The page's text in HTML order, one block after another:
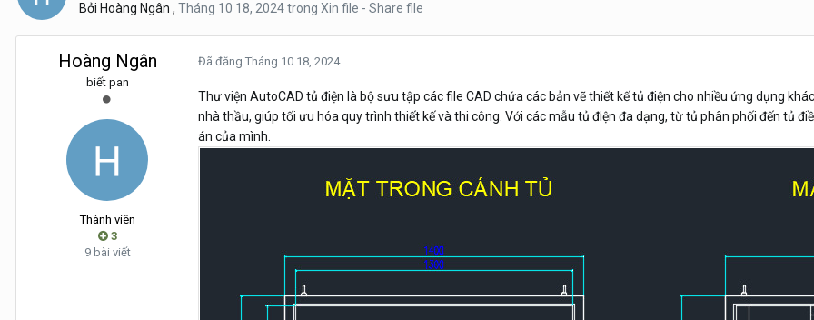
Bởi Hoàng Ngân , Tháng 10 18, 2024trong Xin file - Share file
Hoàng Ngân
biết pan
Thành viên
3
9 bài viết
Đã đăng Tháng 10 18, 2024
Thư viện AutoCAD tủ điện là bộ sưu tập các file CAD chứa các bản vẽ thiết kế tủ điện cho nhiều ứng dụng
nhà thầu, giúp tối ưu hóa quy trình thiết kế và thi công. Với các mẫu tủ điện đa dạng, từ tủ phân phối đến tủ
án của mình.